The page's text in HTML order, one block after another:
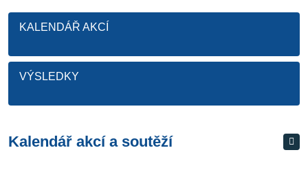
KALENDÁŘ AKCÍ
VÝSLEDKY
Kalendář akcí a soutěží